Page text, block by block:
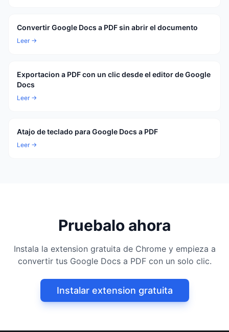
Convertir Google Docs a PDF sin abrir el documento
Leer →
Exportacion a PDF con un clic desde el editor de Google
Docs
Leer →
Atajo de teclado para Google Docs a PDF
Leer →
Pruebalo ahora
Instala la extension gratuita de Chrome y empieza a
convertir tus Google Docs a PDF con un solo clic.
Instalar extension gratuita